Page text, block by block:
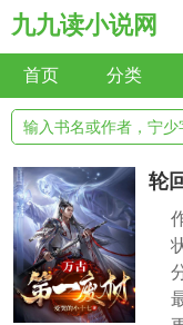
九九读小说网
首页 分类
轮